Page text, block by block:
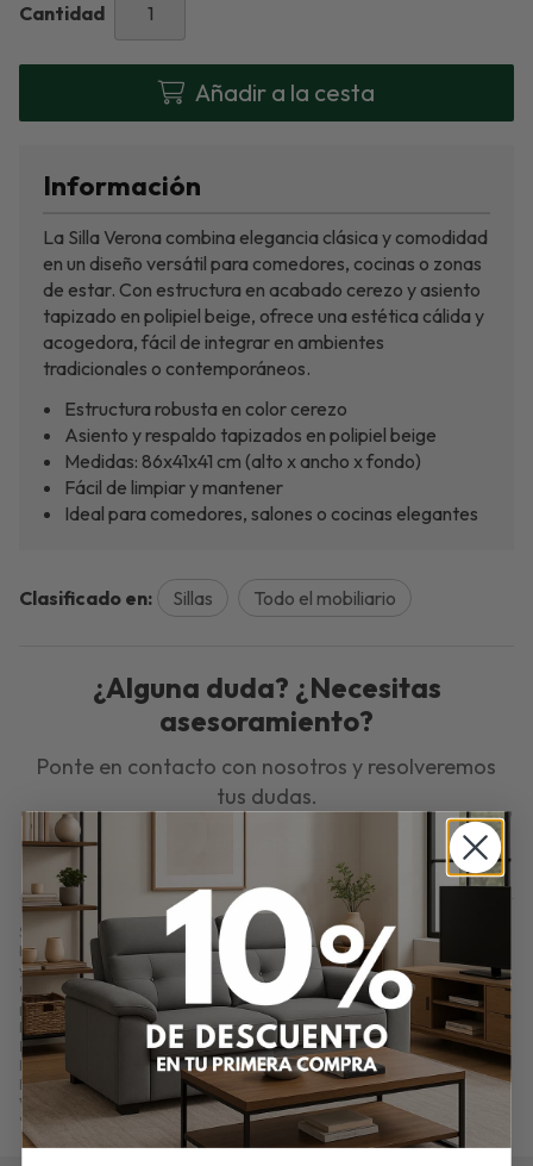
Cantidad
Añadir a la cesta
Silla Verona – Polipiel Beige y Cerezo 86x41 cm. Silla Verona en polipiel
beige con estructura en cerezo. Medidas: 86x41x41 cm. Elegante, cómoda
y perfecta para comedor o cocina con estilo clásico.
ComprarSilla Verona – Polipiel Beige y Acabado Cerezo 86x41 cm
por118,80 €
. Producto en stock.
Precio, información, características e imágenes deSilla Verona –
Polipiel Beige y Acabado Cerezo 86x41 cmreferencia N57, pertenece a
las categorías
Sillas(17) yTodo el mobiliario(177).
Encuentra productos relacionados y de similares características aSilla
Verona – Polipiel Beige y Acabado Cerezo 86x41 cmen "Comedor",
"Sillas".
Información
La Silla Verona combina elegancia clásica y comodidad
en un diseño versátil para comedores, cocinas o zonas
de estar. Con estructura en acabado cerezo y asiento
tapizado en polipiel beige, ofrece una estética cálida y
acogedora, fácil de integrar en ambientes
tradicionales o contemporáneos.
Estructura robusta en color cerezo
Asiento y respaldo tapizados en polipiel beige
Medidas: 86x41x41 cm (alto x ancho x fondo)
Fácil de limpiar y mantener
Ideal para comedores, salones o cocinas elegantes
Clasificado en: Sillas Todo el mobiliario
¿Alguna duda? ¿Necesitas
asesoramiento?
Ponte en contacto con nosotros y resolveremos
tus dudas.